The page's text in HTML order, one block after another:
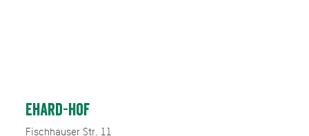
Ehard-Hof
Fischhauser Str. 11